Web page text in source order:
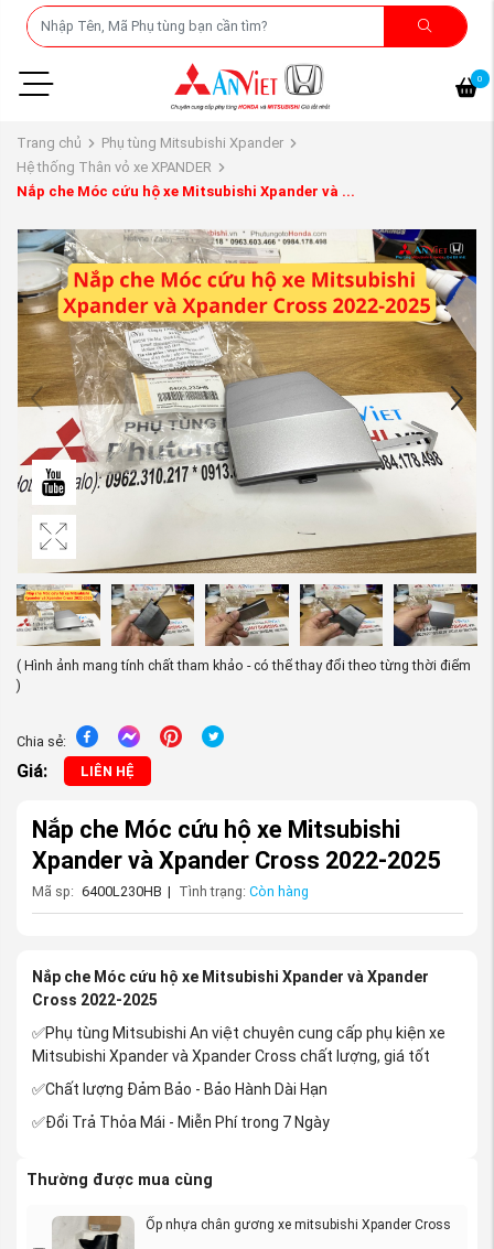
0
Trang chủ
Phụ tùng Mitsubishi Xpander
Hệ thống Thân vỏ xe XPANDER
Nắp che Móc cứu hộ xe Mitsubishi Xpander và ...
( Hình ảnh mang tính chất tham khảo - có thể thay đổi theo từng thời điểm
)
Chia sẻ:
Giá: LIÊN HỆ
Nắp che Móc cứu hộ xe Mitsubishi
Xpander và Xpander Cross 2022-2025
Mã sp: 6400L230HB | Tình trạng: Còn hàng
Nắp che Móc cứu hộ xe Mitsubishi Xpander và Xpander
Cross 2022-2025
✅Phụ tùng Mitsubishi An việt chuyên cung cấp phụ kiện xe
Mitsubishi Xpander và Xpander Cross chất lượng, giá tốt
✅Chất lượng Đảm Bảo - Bảo Hành Dài Hạn
✅Đổi Trả Thỏa Mái - Miễn Phí trong 7 Ngày
Thường được mua cùng
Ốp nhựa chân gương xe mitsubishi Xpander Cross